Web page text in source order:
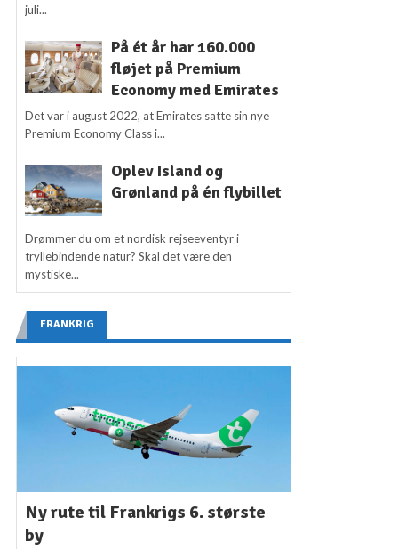
juli...
På ét år har 160.000
fløjet på Premium
Economy med Emirates
Det var i august 2022, at Emirates satte sin nye
Premium Economy Class i...
Oplev Island og
Grønland på én flybillet
Drømmer du om et nordisk rejseeventyr i
tryllebindende natur? Skal det være den
mystiske...
FRANKRIG
Ny rute til Frankrigs 6. største
by